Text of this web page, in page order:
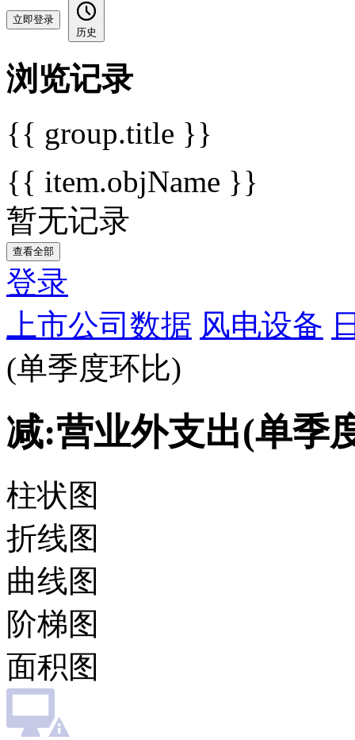
立即登录
历史
浏览记录
{{ group.title }}
{{ item.objName }}
暂无记录
查看全部
登录
上市公司数据 风电设备
(单季度环比)
减:营业外支出(单季
柱状图
折线图
曲线图
阶梯图
面积图